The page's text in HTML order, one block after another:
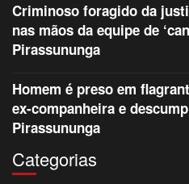
Criminoso foragido da
nas mãos da equipe de
Pirassununga
Homem é preso em
ex-companheira e
Pirassununga
Categorias